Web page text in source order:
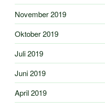
November 2019
Oktober 2019
Juli 2019
Juni 2019
April 2019